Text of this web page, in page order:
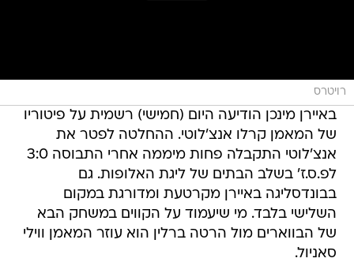
רויטרס
באיירן מינכן הודיעה היום (חמישי) רשמית על פיטוריו
של המאמן קרלו אנצ'לוטי. ההחלטה לפטר את
אנצ'לוטי התקבלה פחות מיממה אחרי התבוסה 3:0
לפ.ס.ז' בשלב הבתים של ליגת האלופות. גם
בבונדסליגה באיירן מקרטעת ומדורגת במקום
השלישי בלבד. מי שיעמוד על הקווים במשחק הבא
של הבווארים מול הרטה ברלין הוא עוזר המאמן ווילי
סאניול.